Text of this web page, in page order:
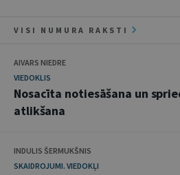
VISI NUMURA RAKSTI
AIVARS NIEDRE
VIEDOKLIS
Nosacīta notiesāšana un
atlikšana
INDULIS ŠERMUKŠNIS
SKAIDROJUMI. VIEDOKĻI